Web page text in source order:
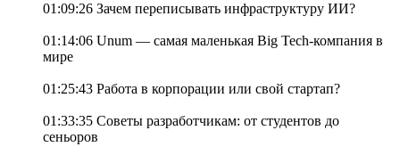
01:09:26 Зачем переписывать инфраструктуру ИИ?
01:14:06 Unum — самая маленькая Big Tech-компания в
мире
01:25:43 Работа в корпорации или свой стартап?
01:33:35 Советы разработчикам: от студентов до
сеньоров